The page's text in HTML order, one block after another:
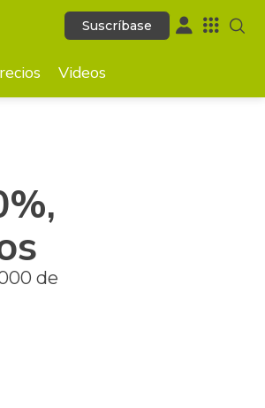
Suscríbase
Suscríbase
Videos
de